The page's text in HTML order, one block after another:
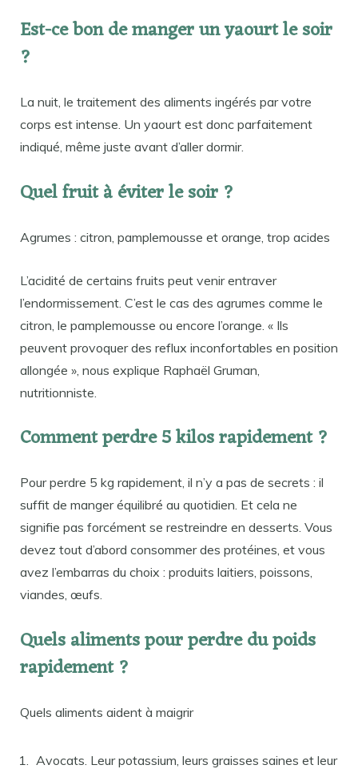
Est-ce bon de manger un yaourt le soir
?
La nuit, le traitement des aliments ingérés par votre
corps est intense. Un yaourt est donc parfaitement
indiqué, même juste avant d’aller dormir.
Quel fruit à éviter le soir ?
Agrumes : citron, pamplemousse et orange, trop acides
L’acidité de certains fruits peut venir entraver
l’endormissement. C’est le cas des agrumes comme le
citron, le pamplemousse ou encore l’orange. « Ils
peuvent provoquer des reflux inconfortables en position
allongée », nous explique Raphaël Gruman,
nutritionniste.
Comment perdre 5 kilos rapidement ?
Pour perdre 5 kg rapidement, il n’y a pas de secrets : il
suffit de manger équilibré au quotidien. Et cela ne
signifie pas forcément se restreindre en desserts. Vous
devez tout d’abord consommer des protéines, et vous
avez l’embarras du choix : produits laitiers, poissons,
viandes, œufs.
Quels aliments pour perdre du poids
rapidement ?
Quels aliments aident à maigrir
Avocats. Leur potassium, leurs graisses saines et leur